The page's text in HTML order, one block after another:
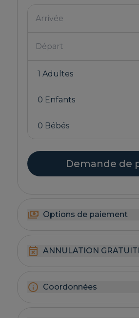
Demande de
Options de paiement
ANNULATION
Coordonnées